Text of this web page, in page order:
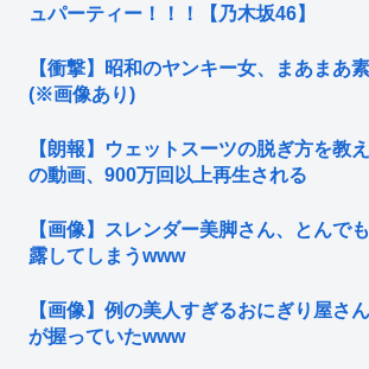
ュパーティー！！！【乃木坂46】
【衝撃】昭和のヤンキー女、まあまあ
(※画像あり)
【朗報】ウェットスーツの脱ぎ方を教
の動画、900万回以上再生される
【画像】スレンダー美脚さん、とんで
露してしまうwww
【画像】例の美人すぎるおにぎり屋さ
が握っていたwww